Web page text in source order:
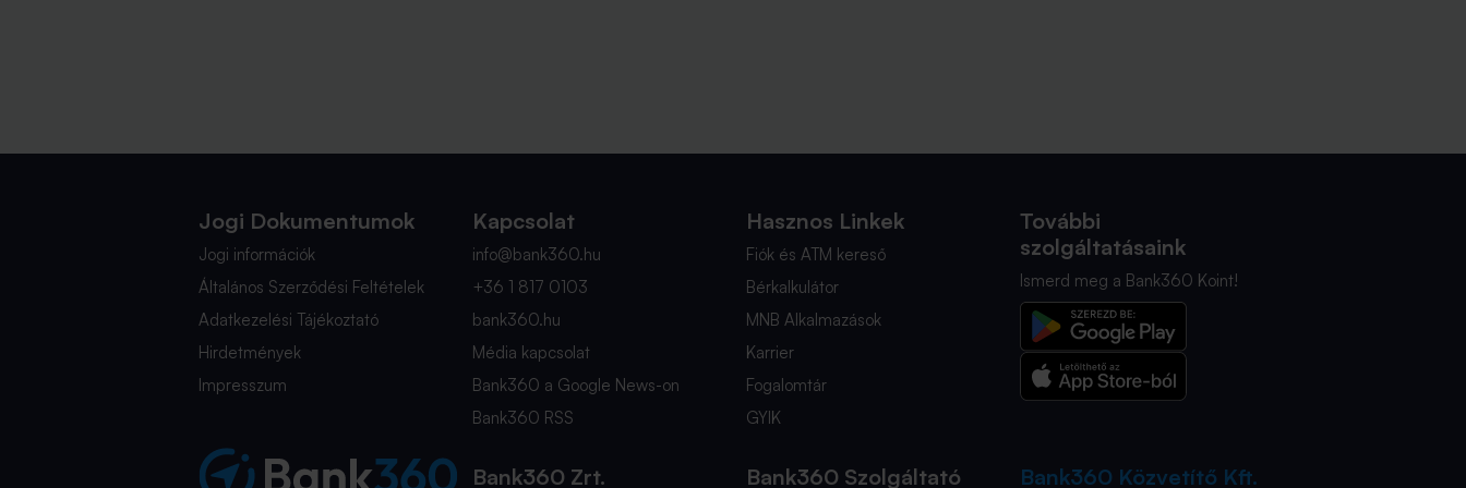
Jogi Dokumentumok
Jogi információk
Általános Szerződési Feltételek
Adatkezelési Tájékoztató
Hirdetmények
Impresszum
Kapcsolat
info@bank360.hu
+36 1 817 0103
bank360.hu
Média kapcsolat
Bank360 a Google News-on
Bank360 RSS
Hasznos Linkek
Fiók és ATM kereső
Bérkalkulátor
MNB Alkalmazások
Karrier
Fogalomtár
GYIK
További
szolgáltatásaink
Ismerd meg a Bank360 Koint!
Bank360 Zrt. Bank360 Szolgáltató Bank360 Közvetítő Kft.